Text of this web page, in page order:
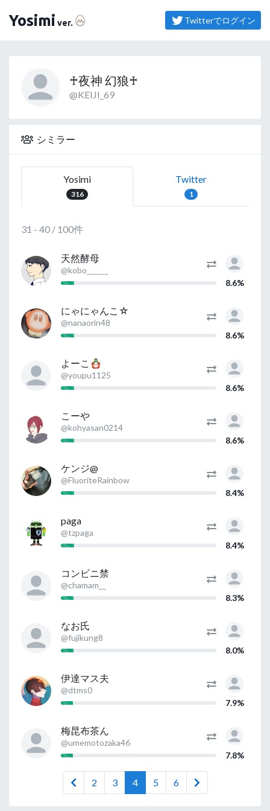
Yosimi（よしみ）
ver. Twitterでログイン
♰夜神 幻狼♰
@KEIJI_69
シミラー
Yosimi
316
Twitter
1
31 - 40 / 100件
天然酵母
@kobo______
8.6%
にゃにゃんこ☆
@nanaorin48
8.6%
よーこ🪆
@youpu1125
8.6%
こーや
@kohyasan0214
8.6%
ケンジ@
@FluoriteRainbow
8.4%
paga
@tzpaga
8.4%
コンビニ禁
@chamam__
8.3%
なお氏
@fujikung8
8.0%
伊達マス夫
@dtms0
7.9%
梅昆布茶ん
@umemotozaka46
7.8%
2 3 4 5 6